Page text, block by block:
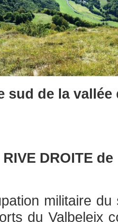
sud de la vallée
RIVE DROITE
militaire du
du Valbeleix